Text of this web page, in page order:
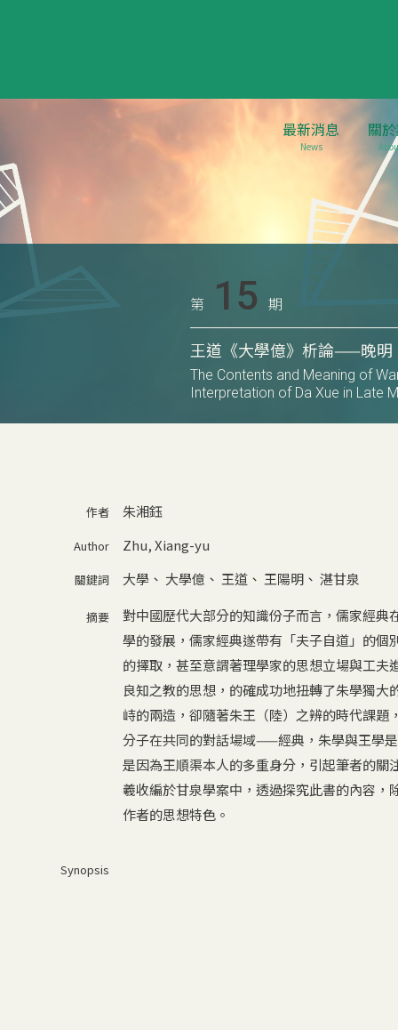
最新消息
News
關
第 15 期
王道《大學億》析論——晚明
The Contents and Meaning of
Interpretation of Da Xue in Late
作者 朱湘鈺
Author Zhu, Xiang-yu
關鍵詞 大學 、 大學億 、 王道、 王陽明、 湛甘泉
摘要
對中國歷代大部分的知識份子而言，儒家經
學的發展，儒家經典遂帶有「夫子自道」的
的擇取，甚至意謂著理學家的思想立場與工
良知之教的思想，的確成功地扭轉了朱學獨
峙的兩造，卻隨著朱王（陸）之辨的時代課
分子在共同的對話場域——經典，朱學與王學
是因為王順渠本人的多重身分，引起筆者的
羲收編於甘泉學案中，透過探究此書的內容
作者的思想特色。
Synopsis